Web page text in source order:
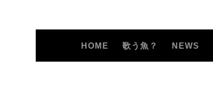
HOME 歌う魚？ NEWS